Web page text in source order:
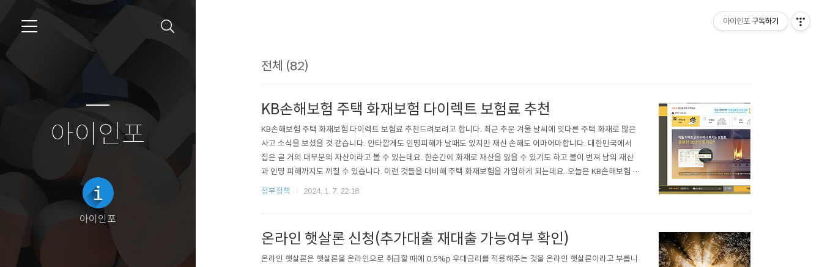
아이인포
아이인포
전체 (82)
KB손해보험 주택 화재보험 다이렉트 보험료 추천
KB손해보험 주택 화재보험 다이렉트 보험료 추천드려보려고 합니다. 최근 추운 겨울 날씨에 잇다른 주택 화재로 많은
사고 소식을 보셨을 것 같습니다. 안타깝게도 인명피해가 날때도 있지만 재산 손해도 어마어마합니다. 대한민국에서
집은 곧 거의 대부분의 자산이라고 볼 수 있는데요. 한순간에 화재로 재산을 잃을 수 있기도 하고 불이 번져 남의 재산
과 인명 피해까지도 끼칠 수 있습니다. 이런 것들을 대비해 주택 화재보험을 가입하게 되는데요. 오늘은 KB손해보험 주
택 화재보험 다이렉트 보험료를 알아보고 추천드리려고 합니다. 주택 화재보험 다이렉트 필요한가? 빌라나 아파트에
정부정책 2024. 1. 7. 22:18
온라인 햇살론 신청(추가대출 재대출 가능여부 확인)
온라인 햇살론은 햇살론을 온라인으로 취급할 때에 0.5%p 우대금리를 적용해주는 것을 온라인 햇살론이라고 부릅니
아이인포 구독하기